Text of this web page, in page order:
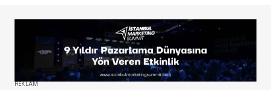
REKLAM